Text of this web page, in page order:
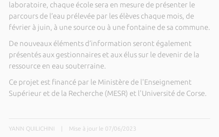
laboratoire, chaque école sera en mesure de présenter le
parcours de l’eau prélevée par les élèves chaque mois, de
février à juin, à une source ou à une fontaine de sa commune.
De nouveaux éléments d’information seront également
présentés aux gestionnaires et aux élus sur le devenir de la
ressource en eau souterraine.
Ce projet est financé par le Ministère de l'Enseignement
Supérieur et de la Recherche (MESR) et l'Université de Corse.
YANN QUILICHINI Mise à jour le 07/06/2023